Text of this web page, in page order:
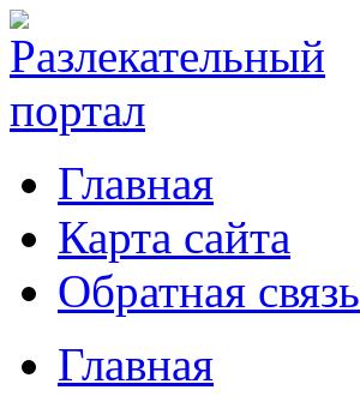
Главная
Карта сайта
Обратная связь
Главная